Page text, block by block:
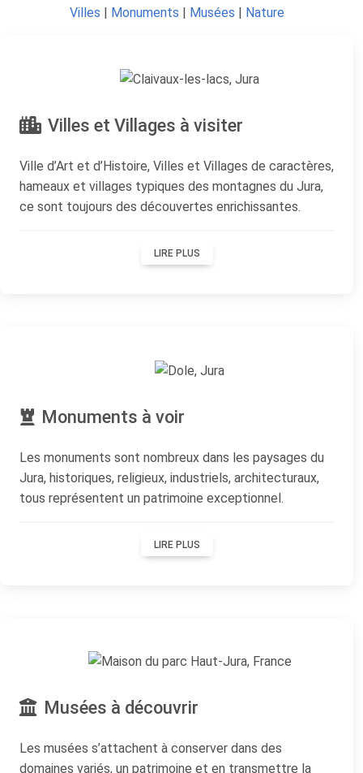
Villes | Monuments | Musées | Nature
Villes et Villages à visiter
Ville d’Art et d’Histoire, Villes et Villages de caractères,
hameaux et villages typiques des montagnes du Jura,
ce sont toujours des découvertes enrichissantes.
LIRE PLUS
Monuments à voir
Les monuments sont nombreux dans les paysages du
Jura, historiques, religieux, industriels, architecturaux,
tous représentent un patrimoine exceptionnel.
LIRE PLUS
Musées à découvrir
Les musées s’attachent à conserver dans des
domaines variés, un patrimoine et en transmettre la